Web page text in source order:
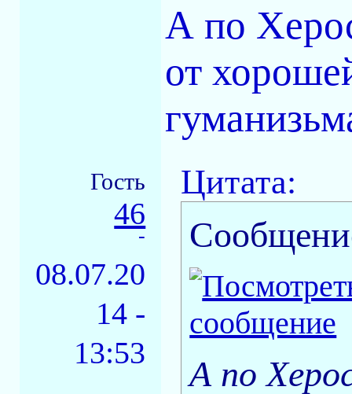
А по
от
Гость
46
-
08.07.20
14 -
13:53
Цитата:
А по